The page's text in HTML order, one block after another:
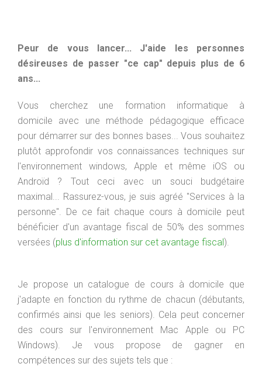
Peur de vous lancer... J'aide les personnes
désireuses de passer "ce cap" depuis plus de 6
ans...
Vous cherchez une formation informatique à
domicile avec une méthode pédagogique efficace
pour démarrer sur des bonnes bases... Vous souhaitez
plutôt approfondir vos connaissances techniques sur
l'environnement windows, Apple et même iOS ou
Androïd ? Tout ceci avec un souci budgétaire
maximal... Rassurez-vous, je suis agréé "Services à la
personne". De ce fait chaque cours à domicile peut
bénéficier d'un avantage fiscal de 50% des sommes
versées (plus d'information sur cet avantage fiscal).
Je propose un catalogue de cours à domicile que
j'adapte en fonction du rythme de chacun (débutants,
confirmés ainsi que les seniors). Cela peut concerner
des cours sur l'environnement Mac Apple ou PC
Windows). Je vous propose de gagner en
compétences sur des sujets tels que :